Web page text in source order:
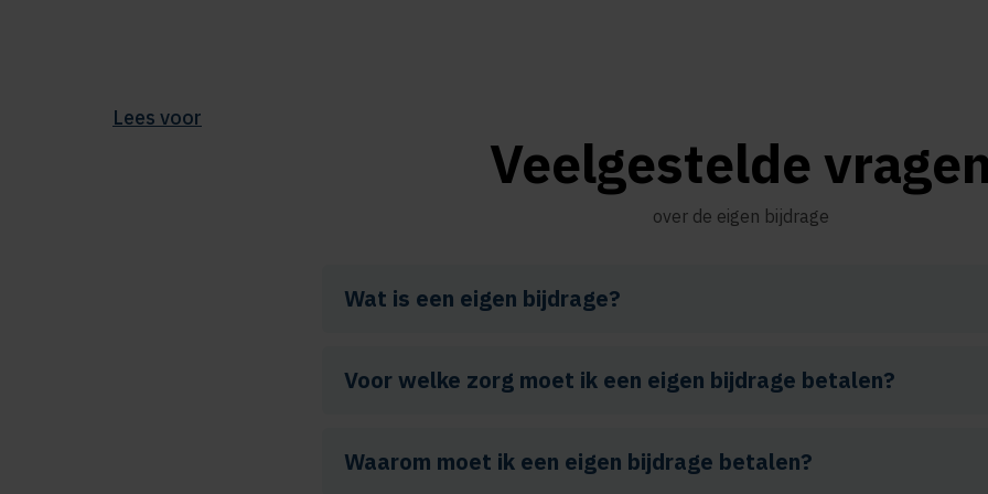
Lees voor
Veelgestelde
over de eigen bijdrage
Wat is een eigen bijdrage?
Voor welke zorg moet ik een eigen bijdrage betalen?
Waarom moet ik een eigen bijdrage betalen?